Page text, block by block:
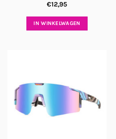
€12,95
IN WINKELWAGEN